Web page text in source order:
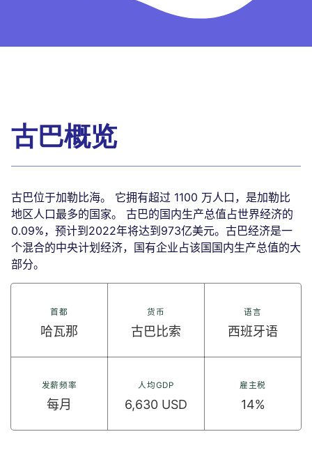
古巴概览
古巴位于加勒比海。 它拥有超过 1100 万人口，是加勒比
地区人口最多的国家。 古巴的国内生产总值占世界经济的
0.09%，预计到2022年将达到973亿美元。古巴经济是一
个混合的中央计划经济，国有企业占该国国内生产总值的大
部分。
首都
哈瓦那
货币
古巴比索
语言
西班牙语
发薪频率
每月
人均GDP
6,630 USD
雇主税
14%